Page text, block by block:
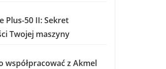
Plus-50 II: Sekret
Twojej maszyny
współpracować z Akmel